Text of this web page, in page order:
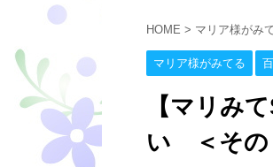
HOME > マリア様がみ
マリア様がみてる
【マリみ
い ＜その